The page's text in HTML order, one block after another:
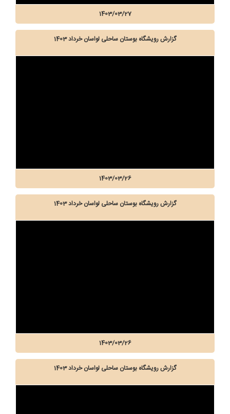
1403/03/27
گزارش رویشگاه بوستان ساحلی لواسان خرداد 1403
1403/03/26
گزارش رویشگاه بوستان ساحلی لواسان خرداد 1403
1403/03/26
گزارش رویشگاه بوستان ساحلی لواسان خرداد 1403